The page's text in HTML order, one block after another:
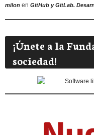
milon en GitHub y GitLab.
¡Únete a la
sociedad!